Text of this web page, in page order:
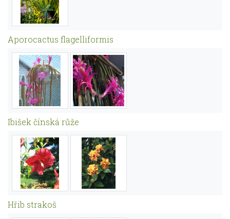
Aporocactus flagelliformis
Ibišek čínská růže
Hřib strakoš